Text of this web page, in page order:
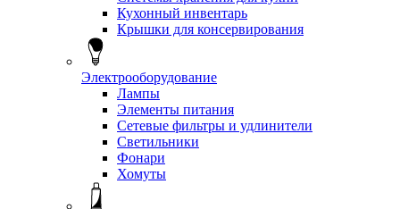
Кухонный инвентарь
Крышки для консервирования
Электрооборудование
Лампы
Элементы питания
Сетевые фильтры и удлинители
Светильники
Фонари
Хомуты